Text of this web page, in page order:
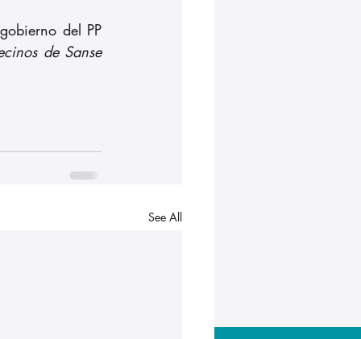
del PP
de Sanse
See All